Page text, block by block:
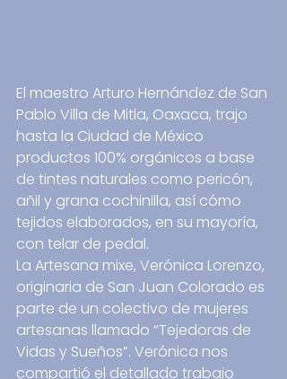
El maestro Arturo Hernández de San
Pablo Villa de Mitla, Oaxaca, trajo
hasta la Ciudad de México
productos 100% orgánicos a base
de tintes naturales como pericón,
añil y grana cochinilla, así cómo
tejidos elaborados, en su mayoría,
con telar de pedal.
La Artesana mixe, Verónica Lorenzo,
originaria de San Juan Colorado es
parte de un colectivo de mujeres
artesanas llamado “Tejedoras de
Vidas y Sueños”. Verónica nos
compartió el detallado trabajo